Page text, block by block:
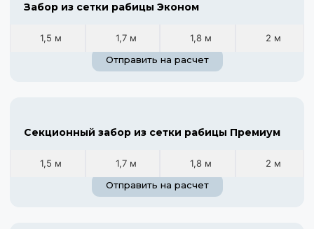
Забор из сетки рабицы Эконом
1,5 м 1,7 м 1,8 м
2 м
Отправить на расчет
Секционный забор из сетки рабицы Премиум
1,5 м 1,7 м 1,8 м
2 м
Отправить на расчет